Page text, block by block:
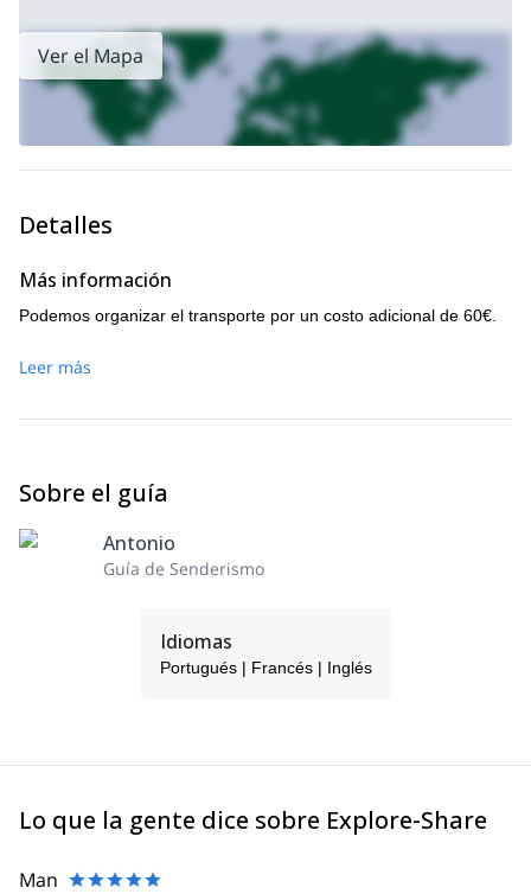
Ver el Mapa
Detalles
Más información
Podemos organizar el transporte por un costo adicional de 60€.
Leer más
Sobre el guía
Antonio
Guía de Senderismo
Idiomas
Portugués | Francés | Inglés
Lo que la gente dice sobre Explore-Share
Man